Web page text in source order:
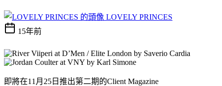
LOVELY PRINCES
15年前
即將在11月25日推出第二期的Client Magazine